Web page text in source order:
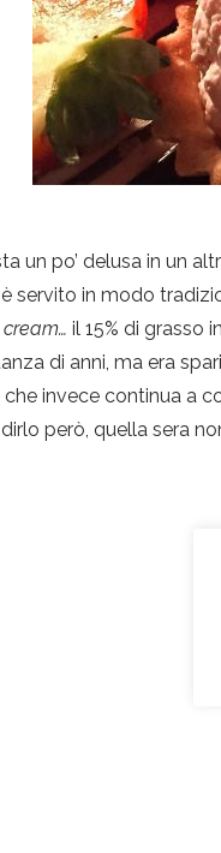
un po’ delusa in un
è servito in modo
il 15% di grasso
di anni, ma era
che invece continua a
però, quella sera